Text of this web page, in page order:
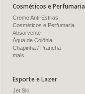
Cosméticos e Perfumaria
Creme Anti-Estrias
Cosméticos e Perfumaria
Absorvente
Água de Colônia
Chapinha / Prancha
mais..
Esporte e Lazer
Jet Ski